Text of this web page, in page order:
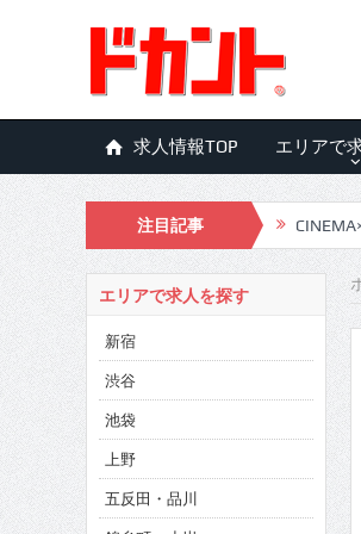
求人情報TOP エリアで
注目記事
エリアで求人を探す
新宿
渋谷
池袋
上野
五反田・品川